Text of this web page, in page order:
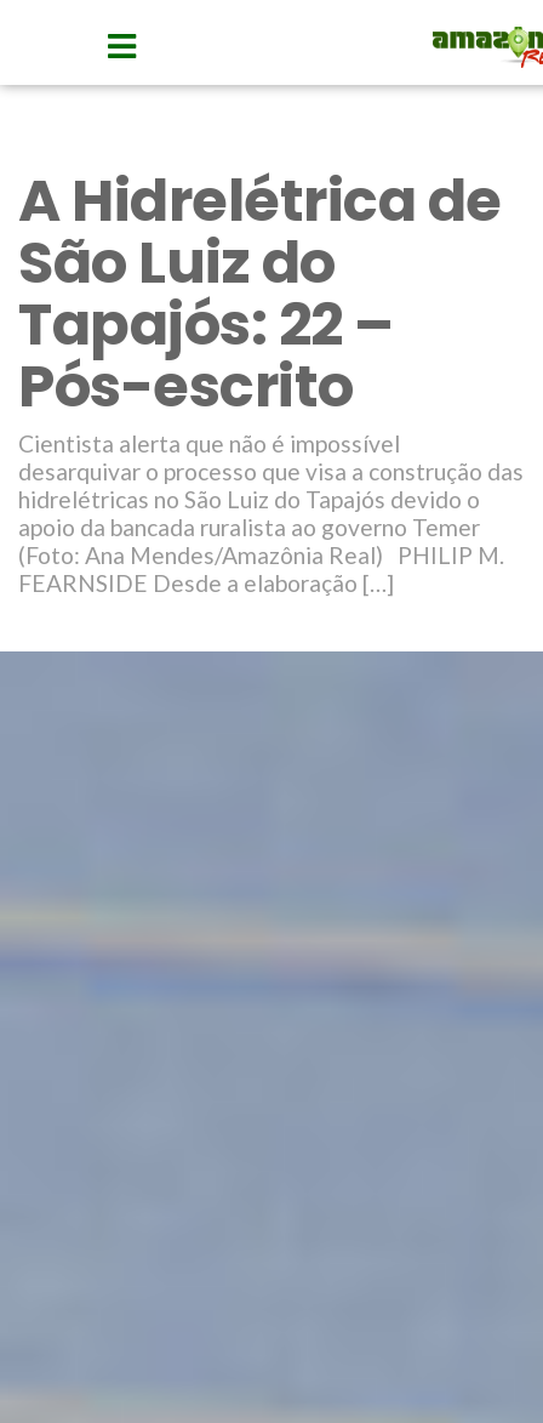
A Hidrelétrica de
São Luiz do
Tapajós: 22 –
Pós-escrito
Cientista alerta que não é impossível
desarquivar o processo que visa a construção das
hidrelétricas no São Luiz do Tapajós devido o
apoio da bancada ruralista ao governo Temer
(Foto: Ana Mendes/Amazônia Real) PHILIP M.
FEARNSIDE Desde a elaboração […]